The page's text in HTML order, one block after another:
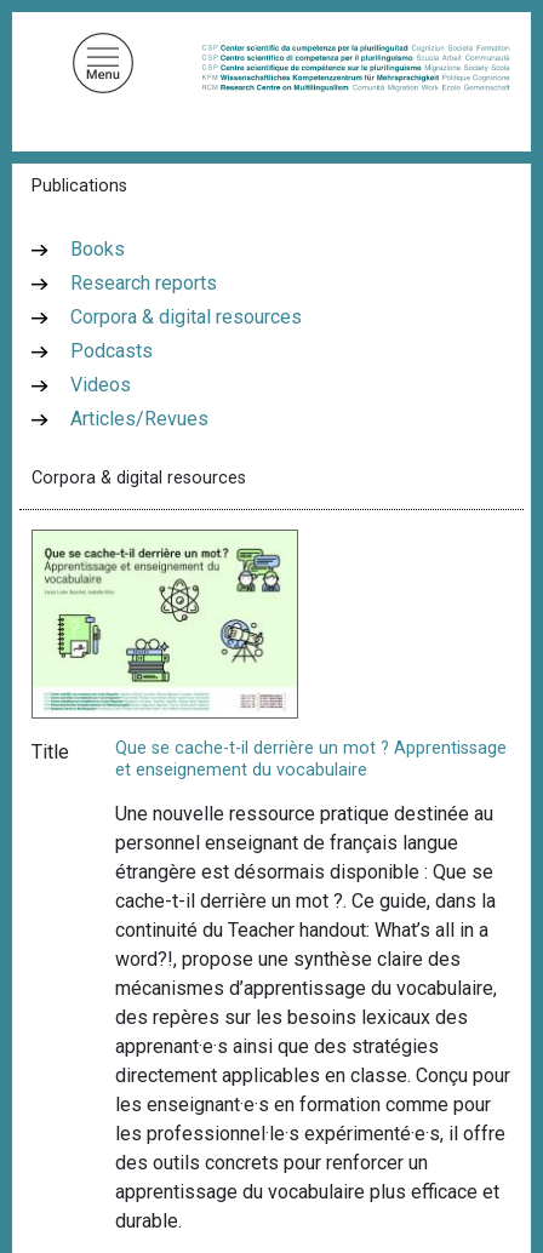
B
r
m
Publications
Books
Research reports
Corpora & digital resources
Podcasts
Videos
Articles/Revues
Corpora & digital resources
Title
Que se cache-t-il derrière un mot ? Apprentissage
et enseignement du vocabulaire
Une nouvelle ressource pratique destinée au
personnel enseignant de français langue
étrangère est désormais disponible : Que se
cache-t-il derrière un mot ?. Ce guide, dans la
continuité du Teacher handout: What’s all in a
word?!, propose une synthèse claire des
mécanismes d’apprentissage du vocabulaire,
des repères sur les besoins lexicaux des
apprenant·e·s ainsi que des stratégies
directement applicables en classe. Conçu pour
les enseignant·e·s en formation comme pour
les professionnel·le·s expérimenté·e·s, il offre
des outils concrets pour renforcer un
apprentissage du vocabulaire plus efficace et
durable.